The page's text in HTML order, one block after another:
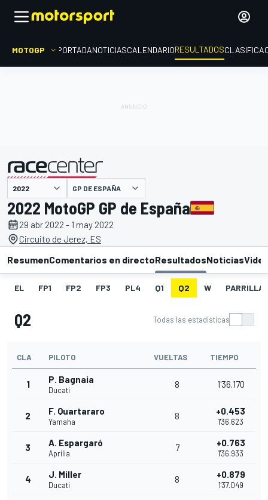
MOTOGP PORTADANOTICIASCALENDARIORESULTADOS
presentado por GP DE ESPAÑA
2022 MotoGP GP de España
29 abr 2022 - 1 may 2022
Circuito de Jerez, ES
ResumenComentarios en directoResultadosNoticias
EL FP1 FP2 FP3 PL4 Q1 Q2 W PARRILLA
Q2 Todas las estadísticas
CLA PILOTO VUELTAS TIEMPO
1 P. Bagnaia
Ducati
8 1'36.170
2 F. Quartararo
Yamaha
8 +0.453
1'36.623
3 A. Espargaró
Aprilia
7 +0.763
1'36.933
4 J. Miller
Ducati
8 +0.879
1'37.049